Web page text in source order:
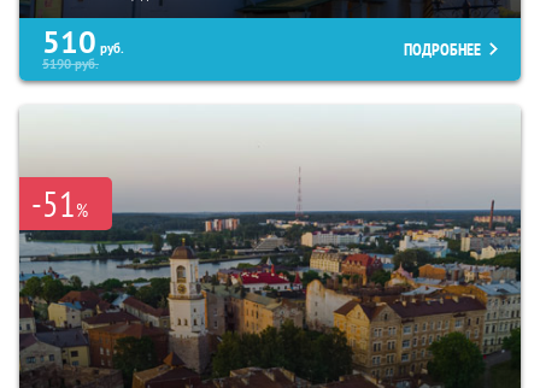
510 руб.
5190руб.
ПОДРОБНЕЕ
-51%